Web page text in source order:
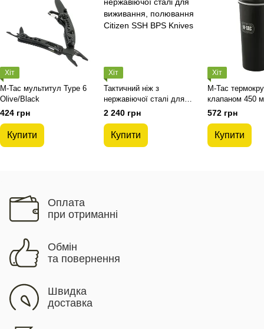
Хіт
M-Tac мультитул Type 6
Olive/Black
424 грн
Купити
Хіт
Тактичний ніж з
нержавіючої сталі для
виживання, полювання
Citizen SSH BPS Knives
2 240 грн
Купити
Хіт
M-Tac
клапаном 450
572 грн
Купити
Оплата
при отриманні
Обмін
та повернення
Швидка
доставка